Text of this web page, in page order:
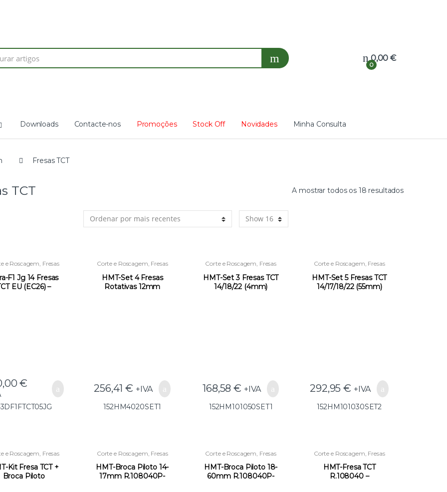
Search
0
0,00€
Downloads Contacte-nos Promoções Stock Off Novidades Minha Consulta
Fresas TCT
TCT A mostrar todos os 18 resultados
e Roscagem, Fresas
F1 Jg 14 Fresas
EU (EC26) –
€
Corte e Roscagem, Fresas
HMT-Set 4 Fresas
Rotativas 12mm
256,41€ +IVA
152HM4020SET1
Corte e Roscagem, Fresas
HMT-Set 3 Fresas TCT
14/18/22 (4mm)
168,58€ +IVA
152HM101050SET1
Corte e Roscagem, Fresas
HMT-Set 5 Fresas TCT
14/17/18/22 (55mm)
292,95€ +IVA
152HM101030SET2
e Roscagem Fresas
Novidades
Kit Fresa TCT +
Broca Piloto
Corte e Roscagem Fresas
Novidades
HMT-Broca Piloto 14-
17mm R.108040P-
Corte e Roscagem Fresas
Novidades
HMT-Broca Piloto 18-
60mm R.108040P-
Corte e Roscagem Fresas
Novidades
HMT-Fresa TCT
R.108040 –